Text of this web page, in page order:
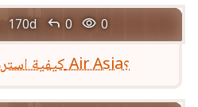
170d  0  0
كيفية استرداد قيمة تذكرة Air Asia؟